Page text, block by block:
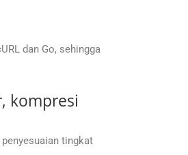
dan Go, sehingga
kompresi
tingkat